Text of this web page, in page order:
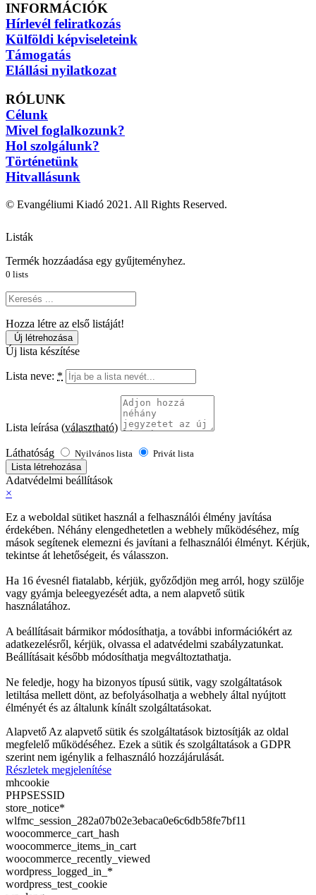
INFORMÁCIÓK
Hírlevél feliratkozás
Külföldi képviseleteink
Támogatás
Elállási nyilatkozat
RÓLUNK
Célunk
Mivel foglalkozunk?
Hol szolgálunk?
Történetünk
Hitvallásunk
© Evangéliumi Kiadó 2021. All Rights Reserved.
Listák
Termék hozzáadása egy gyűjteményhez.
0 lists
Search
Hozza létre az első listáját!
Új létrehozása
Új lista készítése
Lista neve: *
Lista leírása (választható)
Láthatóság Nyilvános lista
Privát lista
Lista létrehozása
Adatvédelmi beállítások
×
Ez a weboldal sütiket használ a felhasználói élmény javítása
érdekében. Néhány elengedhetetlen a webhely működéséhez, míg
mások segítenek elemezni és javítani a felhasználói élményt. Kérjük,
tekintse át lehetőségeit, és válasszon.
Ha 16 évesnél fiatalabb, kérjük, győződjön meg arról, hogy szülője
vagy gyámja beleegyezését adta, a nem alapvető sütik
használatához.
A beállításait bármikor módosíthatja, a további információkért az
adatkezelésről, kérjük, olvassa el adatvédelmi szabályzatunkat.
Beállításait később módosíthatja megváltoztathatja.
Ne feledje, hogy ha bizonyos típusú sütik, vagy szolgáltatások
letiltása mellett dönt, az befolyásolhatja a webhely által nyújtott
élményét és az általunk kínált szolgáltatásokat.
Alapvető Az alapvető sütik és szolgáltatások biztosítják az oldal
megfelelő működéséhez. Ezek a sütik és szolgáltatások a GDPR
szerint nem igénylik a felhasználó hozzájárulását.
Részletek megjelenítése
mhcookie
PHPSESSID
store_notice*
wlfmc_session_282a07b02e3ebaca0e6c6db58fe7bf11
woocommerce_cart_hash
woocommerce_items_in_cart
woocommerce_recently_viewed
wordpress_logged_in_*
wordpress_test_cookie